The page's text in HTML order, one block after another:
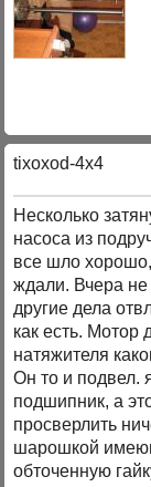
tixoxod-4x4
Несколько
насоса из
все шло хорошо,
ждали. Вчера не
другие дела
как есть. Мотор
натяжителя
Он то и подвел.
подшипник, а
просверлить
шарошкой
обточенную